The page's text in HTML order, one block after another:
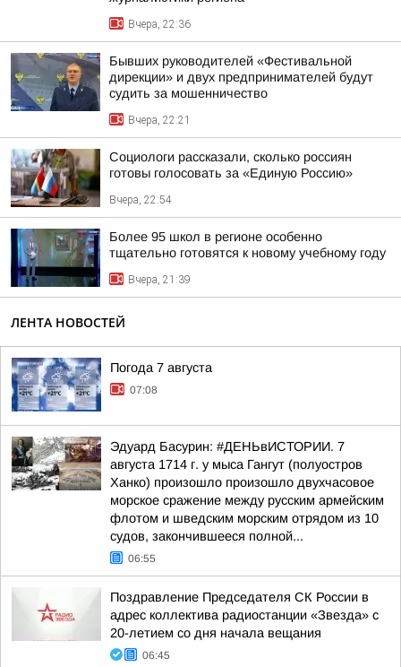
Вчера, 22:36
Бывших руководителей «Фестивальной
дирекции» и двух предпринимателей будут
судить за мошенничество
Вчера, 22:21
Социологи рассказали, сколько россиян
готовы голосовать за «Единую Россию»
Вчера, 22:54
Более 95 школ в регионе особенно
тщательно готовятся к новому учебному году
Вчера, 21:39
ЛЕНТА НОВОСТЕЙ
Погода 7 августа
07:08
Эдуард Басурин: #ДЕНЬвИСТОРИИ. 7
августа 1714 г. у мыса Гангут (полуостров
Ханко) произошло произошло двухчасовое
морское сражение между русским армейским
флотом и шведским морским отрядом из 10
судов, закончившееся полной...
06:55
Поздравление Председателя СК России в
адрес коллектива радиостанции «Звезда» с
20-летием со дня начала вещания
06:45